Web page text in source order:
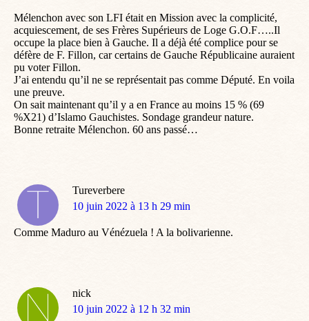
Mélenchon avec son LFI était en Mission avec la complicité,
acquiescement, de ses Frères Supérieurs de Loge G.O.F…..Il
occupe la place bien à Gauche. Il a déjà été complice pour se
défère de F. Fillon, car certains de Gauche Républicaine auraient
pu voter Fillon.
J’ai entendu qu’il ne se représentait pas comme Député. En voila
une preuve.
On sait maintenant qu’il y a en France au moins 15 % (69
%X21) d’Islamo Gauchistes. Sondage grandeur nature.
Bonne retraite Mélenchon. 60 ans passé…
Tureverbere
dit
10 juin 2022 à 13 h 29 min
Comme Maduro au Vénézuela ! A la bolivarienne.
nick
dit
10 juin 2022 à 12 h 32 min